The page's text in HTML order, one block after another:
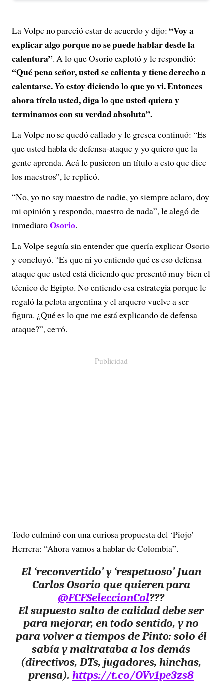
La Volpe no pareció estar de acuerdo y dijo: “Voy a
explicar algo porque no se puede hablar desde la
calentura”. A lo que Osorio explotó y le respondió:
“Qué pena señor, usted se calienta y tiene derecho a
calentarse. Yo estoy diciendo lo que yo vi. Entonces
ahora tírela usted, diga lo que usted quiera y
terminamos con su verdad absoluta”.
La Volpe no se quedó callado y le gresca continuó: “Es
que usted habla de defensa-ataque y yo quiero que la
gente aprenda. Acá le pusieron un título a esto que dice
los maestros”, le replicó.
“No, yo no soy maestro de nadie, yo siempre aclaro, doy
mi opinión y respondo, maestro de nada”, le alegó de
inmediatoOsorio.
La Volpe seguía sin entender que quería explicar Osorio
y concluyó. “Es que ni yo entiendo qué es eso defensa
ataque que usted está diciendo que presentó muy bien el
técnico de Egipto. No entiendo esa estrategia porque le
regaló la pelota argentina y el arquero vuelve a ser
figura. ¿Qué es lo que me está explicando de defensa
ataque?”, cerró.
Publicidad
Todo culminó con una curiosa propuesta del ‘Piojo’
Herrera: “Ahora vamos a hablar de Colombia”.
El ‘reconvertido’ y ‘respetuoso’ Juan
Carlos Osorio que quieren para
@FCFSeleccionCol???
El supuesto salto de calidad debe ser
para mejorar, en todo sentido, y no
para volver a tiempos de Pinto: solo él
sabía y maltrataba a los demás
(directivos, DTs, jugadores, hinchas,
prensa). https://t.co/OVv1pe3zs8